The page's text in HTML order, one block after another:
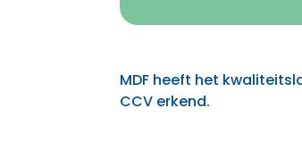
MDF heeft het
CCV erkend.